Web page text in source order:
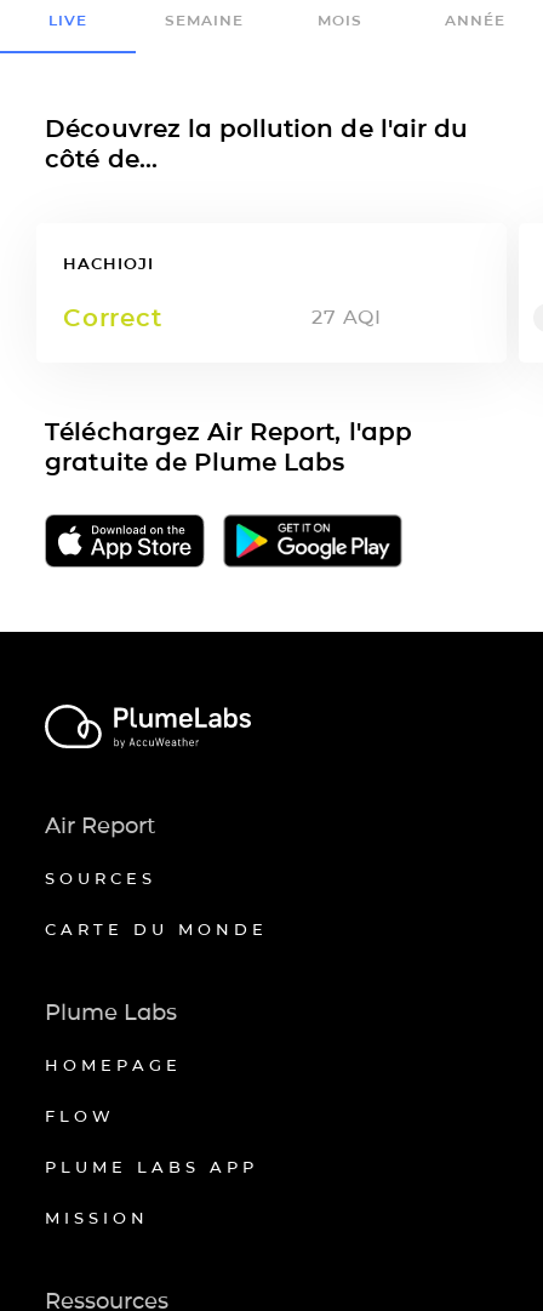
LIVE SEMAINE MOIS ANNÉE
Découvrez la pollution de l'air du
côté de...
HACHIOJI
Correct 27 AQI
Téléchargez Air Report, l'app
gratuite de Plume Labs
Air Report
SOURCES
CARTE DU MONDE
Plume Labs
HOMEPAGE
FLOW
PLUME LABS APP
MISSION
Ressources